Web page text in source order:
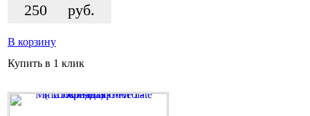
250 руб.
В корзину
Купить в 1 клик